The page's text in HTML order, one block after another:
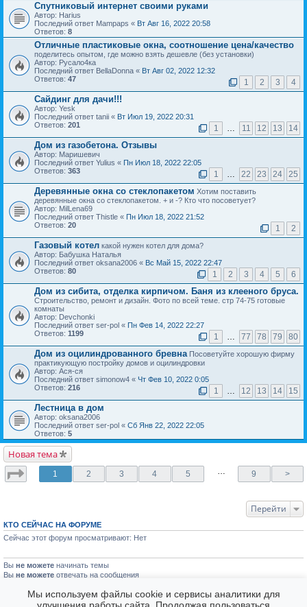
Спутниковый интернет своими руками
Автор: Harius
Последний ответ Mampaps « Вт Авг 16, 2022 20:58
Ответов: 8
Отличные пластиковые окна, соотношение цена/качество
поделитесь опытом, где можно взять дешевле (без установки)
Автор: Русало4ка
Последний ответ BellaDonna « Вт Авг 02, 2022 12:32
Ответов: 47 1 2 3 4
Сайдинг для дачи!!!
Автор: Yesk
Последний ответ tanii « Вт Июл 19, 2022 20:31
Ответов: 201 1 … 11 12 13 14
Дом из газобетона. Отзывы
Автор: Маришевич
Последний ответ Yulius « Пн Июл 18, 2022 22:05
Ответов: 363 1 … 22 23 24 25
Деревянные окна со стеклопакетом Хотим поставить
деревянные окна со стеклопакетом. + и -? Кто что посоветует?
Автор: MilLena69
Последний ответ Thistle « Пн Июл 18, 2022 21:52
Ответов: 20 1 2
Газовый котел какой нужен котел для дома?
Автор: Бабушка Наталья
Последний ответ oksana2006 « Вс Май 15, 2022 22:47
Ответов: 80 1 2 3 4 5 6
Дом из сибита, отделка кирпичом. Баня из клееного бруса.
Строительство, ремонт и дизайн. Фото по всей теме. стр 74-75 готовые
комнаты
Автор: Devchonki
Последний ответ ser-pol « Пн Фев 14, 2022 22:27
Ответов: 1199 1 … 77 78 79 80
Дом из оцилиндрованного бревна Посоветуйте хорошую фирму
практикующую постройку домов и оцилиндровки
Автор: Ася-ся
Последний ответ simonow4 « Чт Фев 10, 2022 0:05
Ответов: 216 1 … 12 13 14 15
Лестница в дом
Автор: oksana2006
Последний ответ ser-pol « Сб Янв 22, 2022 22:05
Ответов: 5
Новая тема
1 2 3 4 5 … 9 >
Перейти
КТО СЕЙЧАС НА ФОРУМЕ
Сейчас этот форум просматривают: Нет
Вы не можете начинать темы
Вы не можете отвечать на сообщения
не можетеудалять свои сообщения
не можете голосовать в опросах
Мы используем файлы cookie и сервисы аналитики для